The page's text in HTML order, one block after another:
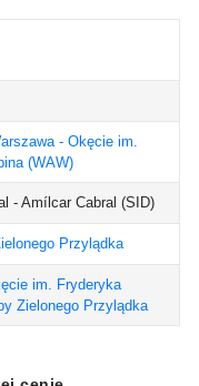
- Okęcie im.
(WAW)
- Amílcar Cabral (SID)
Przylądka
im. Fryderyka
Zielonego Przylądka